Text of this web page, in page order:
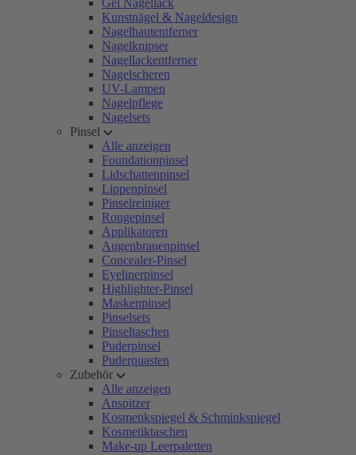
Gel Nagellack
Kunstnägel & Nageldesign
Nagelhautentferner
Nagelknipser
Nagellackentferner
Nagelscheren
UV-Lampen
Nagelpflege
Nagelsets
Pinsel
Alle anzeigen
Foundationpinsel
Lidschattenpinsel
Lippenpinsel
Pinselreiniger
Rougepinsel
Applikatoren
Augenbrauenpinsel
Concealer-Pinsel
Eyelinerpinsel
Highlighter-Pinsel
Maskenpinsel
Pinselsets
Pinseltaschen
Puderpinsel
Puderquasten
Zubehör
Alle anzeigen
Anspitzer
Kosmetikspiegel & Schminkspiegel
Kosmetiktaschen
Make-up Leerpaletten